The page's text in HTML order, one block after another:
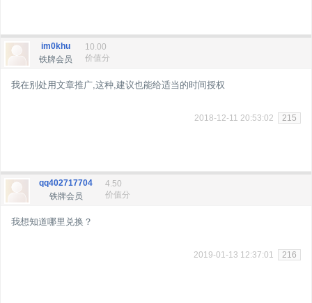
im0khu
铁牌会员
10.00
价值分
我在别处用文章推广,这种,建议也能给适当的时间授权
2018-12-11 20:53:02 215
qq402717704
铁牌会员
4.50
价值分
我想知道哪里兑换？
2019-01-13 12:37:01 216